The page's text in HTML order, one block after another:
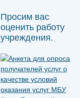
Просим вас
оценить работу
учреждения.